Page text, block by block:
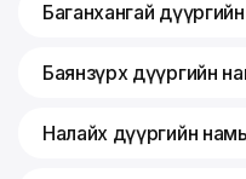
Баганхангай
Баянзүрх дүүргийн
Налайх дүүргийн